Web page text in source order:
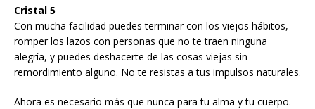
Cristal 5
Con mucha facilidad puedes terminar con los viejos hábitos,
romper los lazos con personas que no te traen ninguna
alegría, y puedes deshacerte de las cosas viejas sin
remordimiento alguno. No te resistas a tus impulsos naturales.
Ahora es necesario más que nunca para tu alma y tu cuerpo.